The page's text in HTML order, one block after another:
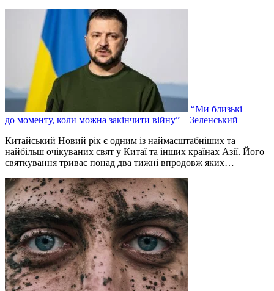
“Ми близькі
до моменту, коли можна закінчити війну” – Зеленський
Китайський Новий рік є одним із наймасштабніших та
найбільш очікуваних свят у Китаї та інших країнах Азії. Його
святкування триває понад два тижні впродовж яких…